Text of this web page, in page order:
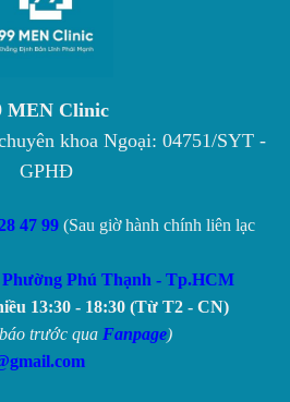
MEN Clinic
khoa Ngoại: 04751/SYT -
GPHĐ
47 99 (Sau giờ hành chính liên lạc
Phường Phú Thạnh - Tp.HCM
13:30 - 18:30 (Từ T2 - CN)
trước qua Fanpage)